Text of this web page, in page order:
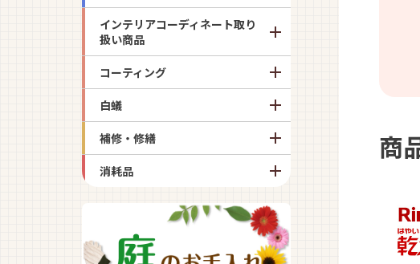
インテリアコーディネート取り
扱い商品
コーティング
白蟻
補修・修繕
消耗品
商